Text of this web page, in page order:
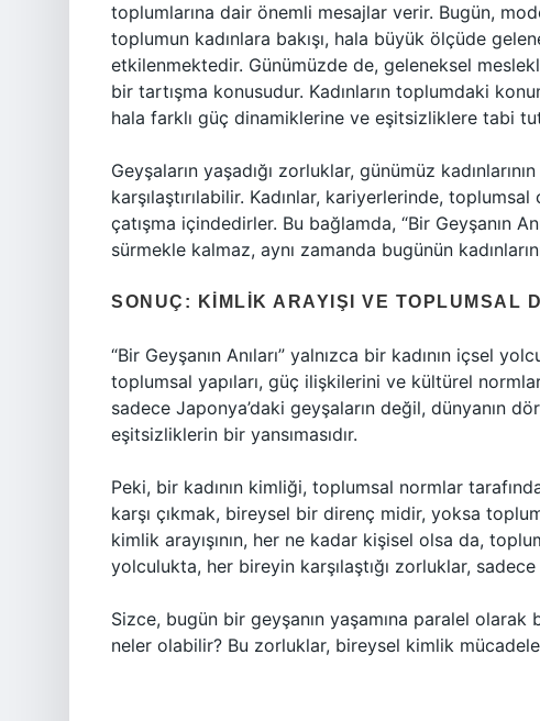
toplumlarına dair önemli mesajlar verir. Bugün,
toplumun kadınlara bakışı, hala büyük ölçüde
etkilenmektedir. Günümüzde de, geleneksel
bir tartışma konusudur. Kadınların toplumdaki
hala farklı güç dinamiklerine ve eşitsizliklere tabi
Geyşaların yaşadığı zorluklar, günümüz
karşılaştırılabilir. Kadınlar, kariyerlerinde,
çatışma içindedirler. Bu bağlamda, “Bir Geyşanın
sürmekle kalmaz, aynı zamanda bugünün
SONUÇ: KIMLIK ARAYIŞI VE TOPLUMSAL
“Bir Geyşanın Anıları” yalnızca bir kadının içsel
toplumsal yapıları, güç ilişkilerini ve kültürel
sadece Japonya’daki geyşaların değil, dünyanın
eşitsizliklerin bir yansımasıdır.
Peki, bir kadının kimliği, toplumsal normlar
karşı çıkmak, bireysel bir direnç midir, yoksa
kimlik arayışının, her ne kadar kişisel olsa da,
yolculukta, her bireyin karşılaştığı zorluklar,
Sizce, bugün bir geyşanın yaşamına paralel olarak
neler olabilir? Bu zorluklar, bireysel kimlik